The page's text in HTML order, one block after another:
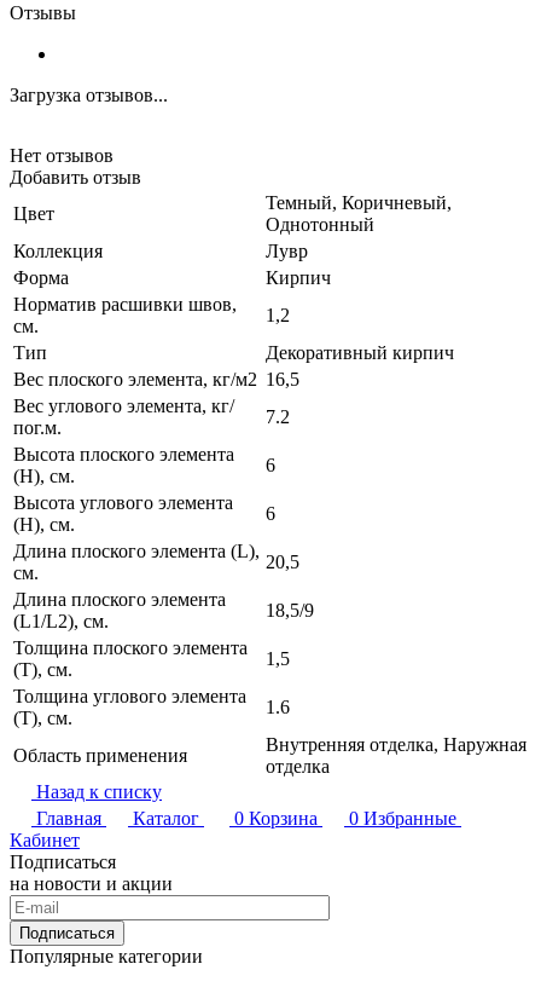
Отзывы
Загрузка отзывов...
Нет отзывов
Добавить отзыв
Цвет
Темный, Коричневый,
Однотонный
Коллекция
Лувр
Форма
Кирпич
Норматив расшивки швов,
см.
1,2
Тип
Декоративный кирпич
Вес плоского элемента, кг/м2 16,5
Вес углового элемента, кг/
пог.м.
7.2
Высота плоского элемента
(H), см.
6
Высота углового элемента
(H), см.
6
Длина плоского элемента (L),
см.
20,5
Длина плоского элемента
(L1/L2), см.
18,5/9
Толщина плоского элемента
(T), см.
1,5
Толщина углового элемента
(T), см.
1.6
Область применения
Внутренняя отделка, Наружная
отделка
Назад к списку
Главная
Каталог 0 Корзина 0 Избранные
Кабинет
Подписаться
на новости и акции
Подписаться
Популярные категории